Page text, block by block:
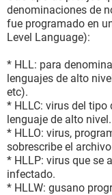
denominaciones de
fue programado en
Level Language):
* HLL: para
lenguajes de alto
etc).
* HLLC: virus del
lenguaje de alto nivel.
* HLLO: virus,
sobrescribe el
* HLLP: virus que se
infectado.
* HLLW: gusano